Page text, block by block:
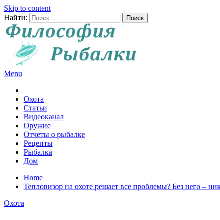
Skip to content
Найти:
Menu
Охота
Статьи
Видеоканал
Оружие
Отчеты о рыбалке
Рецепты
Рыбалка
Дом
Home
Тепловизор на охоте решает все проблемы? Без него –
Охота